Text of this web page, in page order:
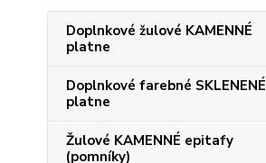
Doplnkové žulové KAMENNÉ
platne
Doplnkové farebné SKLENENÉ
platne
Žulové KAMENNÉ epitafy
(pomníky)